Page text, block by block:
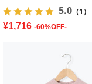
5.0 （1）
¥1,716 -60%OFF-